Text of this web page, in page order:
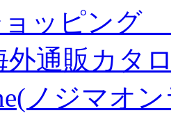
ョッピング
外通販カタ
ノジマオ